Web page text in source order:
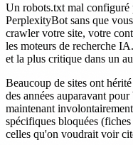
Un robots.txt mal
PerplexityBot sans que
crawler votre site, votre
les moteurs de recherche
et la plus critique dans un
Beaucoup de sites ont
des années auparavant
maintenant
spécifiques bloquées
celles qu'on voudrait voir